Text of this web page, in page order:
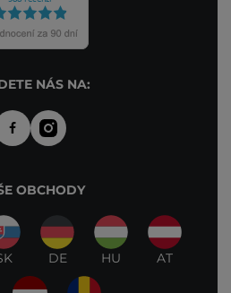
NÁS NA:
OBCHODY
DE HU AT